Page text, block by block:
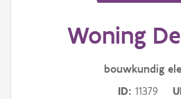
Woning
bouwkundig
ID 11379